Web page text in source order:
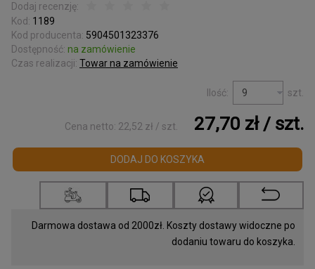
Listwy korkowe
wykończeniowe
Mapy Świata
Akcesoria
Tablice w ramce
Korek dylatacyjny
Dodaj recenzję:
Kod: 1189
Kod producenta: 5904501323376
Dostępność: na zamówienie
Czas realizacji: Towar na zamówienie
Ilość: szt.
Cena netto: 22,52 zł / szt. 27,70 zł/ szt.
DODAJ DO KOSZYKA
Darmowa dostawa od 2000zł. Koszty dostawy widoczne po
dodaniu towaru do koszyka.